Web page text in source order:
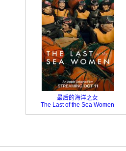
最后的海洋之女
The Last of the Sea Women